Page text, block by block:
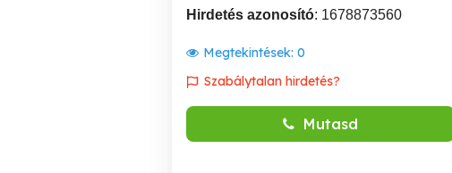
Hirdetés azonosító: 1678873560
Megtekintések: 0
Szabálytalan hirdetés?
Mutasd